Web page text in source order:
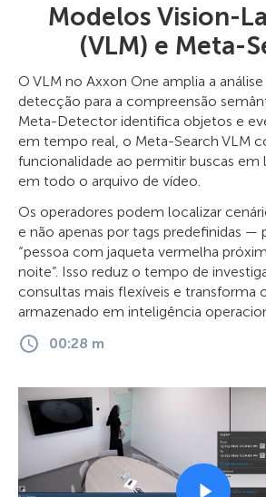
Modelos Vision-
(VLM) e Meta-
O VLM no Axxon One amplia a
detecção para a compreensão
Meta-Detector identifica objetos e
em tempo real, o Meta-Search VLM
funcionalidade ao permitir buscas em
em todo o arquivo de vídeo.
Os operadores podem localizar
e não apenas por tags predefinidas —
“pessoa com jaqueta vermelha
noite”. Isso reduz o tempo de
consultas mais flexíveis e transforma
armazenado em inteligência
00:28 m